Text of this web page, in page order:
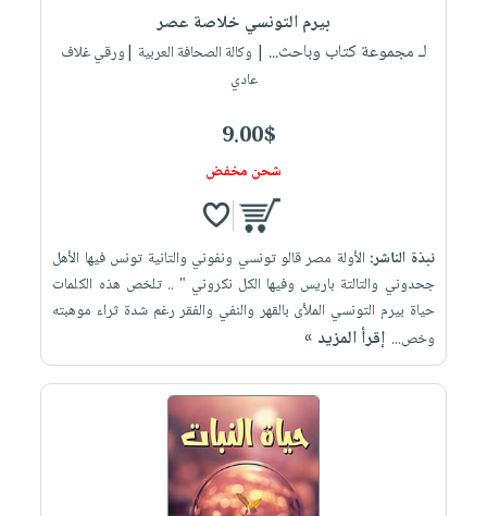
بيرم التونسي خلاصة عصر
لـ مجموعة كتاب وباحث... | وكالة الصحافة العربية |ورقي غلاف
عادي
9.00$
شحن مخفض
نبذة الناشر: الأولة مصر قالو تونسي ونفوني والتانية تونس فيها الأهل
جحدوني والتالتة باريس وفيها الكل نكروني " .. تلخص هذه الكلمات
حياة بيرم التونسي الملأى بالقهر والنفي والفقر رغم شدة ثراء موهبته
وخص... إقرأ المزيد »